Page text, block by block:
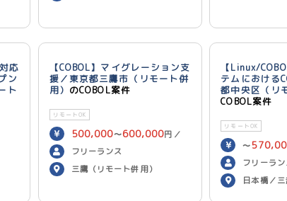
応
ン
ト
【COBOL】マイグレーション支
援／東京都三鷹市（リモート併
用） のCOBOL案件
リモートOK
500,000〜600,000円／
月
フリーランス
三鷹（リモート併用）
【Linux/
テムにおける
都中央区（リ
COBOL案件
リモートOK
〜
フリーラン
日本橋／